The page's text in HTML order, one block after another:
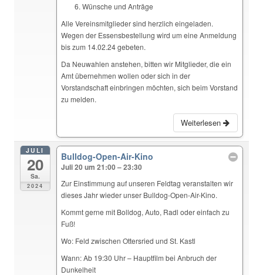
Wünsche und Anträge
Alle Vereinsmitglieder sind herzlich eingeladen.
Wegen der Essensbestellung wird um eine Anmeldung
bis zum 14.02.24 gebeten.
Da Neuwahlen anstehen, bitten wir Mitglieder, die ein
Amt übernehmen wollen oder sich in der
Vorstandschaft einbringen möchten, sich beim Vorstand
zu melden.
Weiterlesen
JULI
20
Sa.
2024
Bulldog-Open-Air-Kino
Juli 20 um 21:00 – 23:30
Zur Einstimmung auf unseren Feldtag veranstalten wir
dieses Jahr wieder unser Bulldog-Open-Air-Kino.
Kommt gerne mit Bolldog, Auto, Radl oder einfach zu
Fuß!
Wo: Feld zwischen Ottersried und St. Kastl
Wann: Ab 19:30 Uhr – Hauptfilm bei Anbruch der
Dunkelheit